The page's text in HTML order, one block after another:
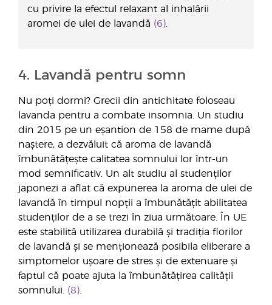
cu privire la efectul relaxant al inhalării
aromei de ulei de lavandă (6)
4. Lavandă pentru somn
Nu poți dormi? Grecii din antichitate foloseau
lavanda pentru a combate insomnia. Un studiu
din 2015 pe un eșantion de 158 de mame după
naștere, a dezvăluit că aroma de lavandă
îmbunătățește calitatea somnului lor într-un
mod semnificativ. Un alt studiu al studenților
japonezi a aflat că expunerea la aroma de ulei de
lavandă în timpul nopții a îmbunătățit abilitatea
studenților de a se trezi în ziua următoare. În UE
este stabilită utilizarea durabilă și tradiția florilor
de lavandă și se menționează posibila eliberare a
simptomelor ușoare de stres și de extenuare și
faptul că poate ajuta la îmbunătățirea calității
somnului. (8)